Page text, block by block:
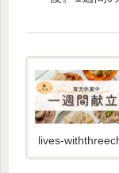
lives-